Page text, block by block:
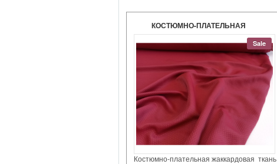
КОСТЮМНО-ПЛАТЕЛЬНАЯ
ЖАККАРДОВАЯ ТКАНЬ ЦВЕТ
МАЛИНА.
Sale
Костюмно-плательная жаккардовая ткань